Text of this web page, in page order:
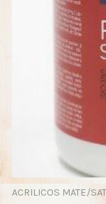
ACRILICOS MATE/